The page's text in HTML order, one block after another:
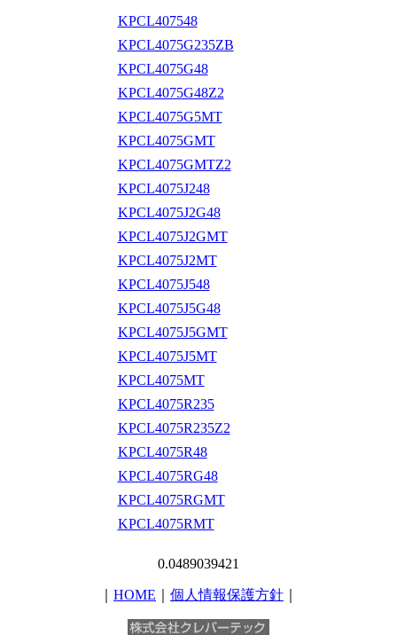
KPCL407548
KPCL4075G235ZB
KPCL4075G48
KPCL4075G48Z2
KPCL4075G5MT
KPCL4075GMT
KPCL4075GMTZ2
KPCL4075J248
KPCL4075J2G48
KPCL4075J2GMT
KPCL4075J2MT
KPCL4075J548
KPCL4075J5G48
KPCL4075J5GMT
KPCL4075J5MT
KPCL4075MT
KPCL4075R235
KPCL4075R235Z2
KPCL4075R48
KPCL4075RG48
KPCL4075RGMT
KPCL4075RMT
0.0489039421
HOME 個人情報保護方針